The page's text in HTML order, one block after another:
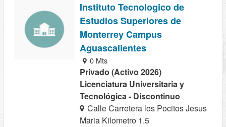
Instituto Tecnologico de
Estudios Superiores de
Monterrey Campus
Aguascalientes
0 Mts
Privado (Activo 2026)
Licenciatura Universitaria y
Tecnológica - Discontinuo
Calle Carretera los Pocitos Jesus
Maria Kilometro 1.5